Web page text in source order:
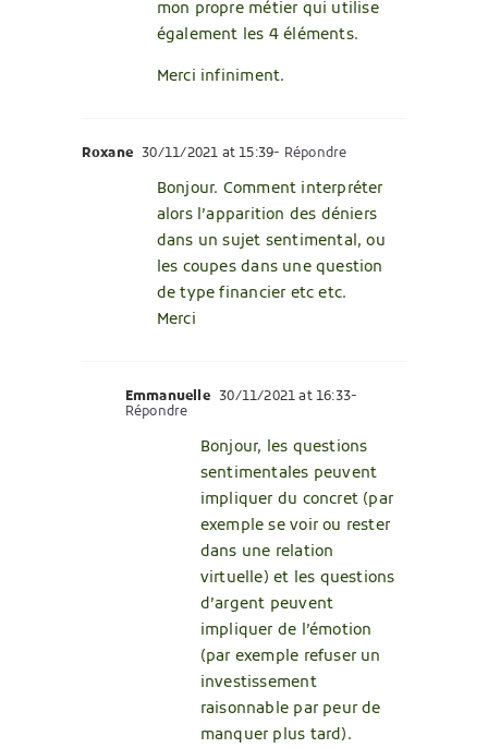
mon propre métier qui utilise
également les 4 éléments.
Merci infiniment.
Roxane 30/11/2021 at 15:39- Répondre
Bonjour. Comment interpréter
alors l’apparition des déniers
dans un sujet sentimental, ou
les coupes dans une question
de type financier etc etc.
Merci
Emmanuelle 30/11/2021 at 16:33-
Répondre
Bonjour, les questions
sentimentales peuvent
impliquer du concret (par
exemple se voir ou rester
dans une relation
virtuelle) et les questions
d’argent peuvent
impliquer de l’émotion
(par exemple refuser un
investissement
raisonnable par peur de
manquer plus tard).